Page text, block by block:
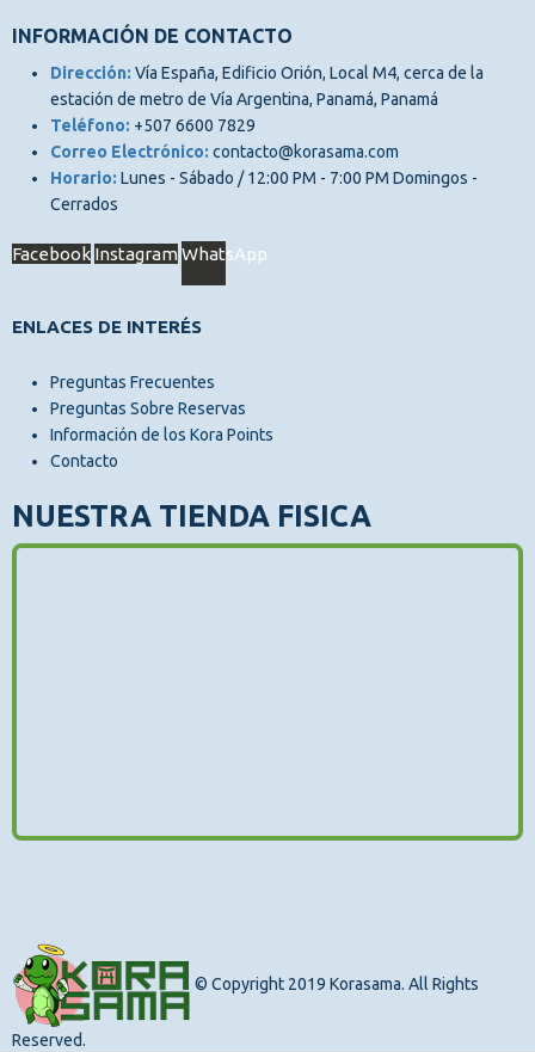
INFORMACIÓN DE CONTACTO
Dirección: Vía España, Edificio Orión, Local M4, cerca de la
estación de metro de Vía Argentina, Panamá, Panamá
Teléfono: +507 6600 7829
Correo Electrónico: contacto@korasama.com
Horario: Lunes - Sábado / 12:00 PM - 7:00 PM Domingos -
Cerrados
Facebook InstagramWhatsApp
ENLACES DE INTERÉS
Preguntas Frecuentes
Preguntas Sobre Reservas
Información de los Kora Points
Contacto
NUESTRA TIENDA FISICA
© Copyright 2019 Korasama. All Rights
Reserved.